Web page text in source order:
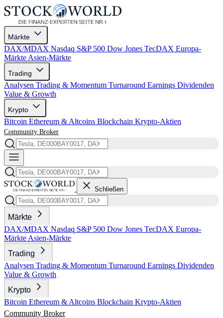
Märkte
DAX/MDAX Nasdaq S&P 500 Dow Jones TecDAX Europa-
Märkte Asien-Märkte
Trading
Analysen Trading & Momentum Turnaround Earnings Dividenden
Value & Growth
Krypto
Bitcoin Ethereum & Altcoins Blockchain Krypto-Aktien
Community Broker
Schließen
Märkte
DAX/MDAX Nasdaq S&P 500 Dow Jones TecDAX Europa-
Märkte Asien-Märkte
Trading
Analysen Trading & Momentum Turnaround Earnings Dividenden
Value & Growth
Krypto
Bitcoin Ethereum & Altcoins Blockchain Krypto-Aktien
Community Broker